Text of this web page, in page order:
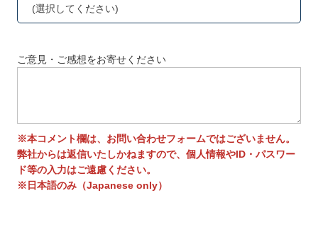
(選択してください)
ご意見・ご感想をお寄せください
※本コメント欄は、お問い合わせフォームではございません。
弊社からは返信いたしかねますので、個人情報やID・パスワー
ド等の入力はご遠慮ください。
※日本語のみ（Japanese only）